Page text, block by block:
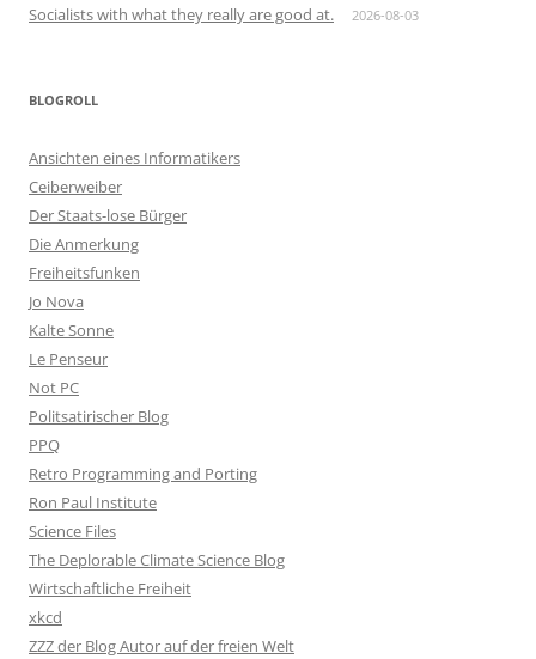
Socialists with what they really are good at. 2026-08-03
BLOGROLL
Ansichten eines Informatikers
Ceiberweiber
Der Staats-lose Bürger
Die Anmerkung
Freiheitsfunken
Jo Nova
Kalte Sonne
Le Penseur
Not PC
Politsatirischer Blog
PPQ
Retro Programming and Porting
Ron Paul Institute
Science Files
The Deplorable Climate Science Blog
Wirtschaftliche Freiheit
xkcd
ZZZ der Blog Autor auf der freien Welt